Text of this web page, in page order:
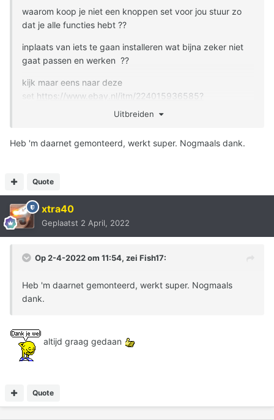
waarom koop je niet een knoppen set voor jou stuur zo
dat je alle functies hebt ??
inplaats van iets te gaan installeren wat bijna zeker niet
gaat passen en werken ??
kijk maar eens naar deze
set https://www.ebay.nl/itm/224015936585?
hash=item342863ec49:g:pa4AAOSwGvhUCvBw
Uitbreiden
Heb 'm daarnet gemonteerd, werkt super. Nogmaals dank.
Quote
xtra40
Geplaatst 2 April, 2022
Op 2-4-2022 om 11:54, zei Fish17:
Heb 'm daarnet gemonteerd, werkt super. Nogmaals
dank.
altijd graag gedaan
Quote